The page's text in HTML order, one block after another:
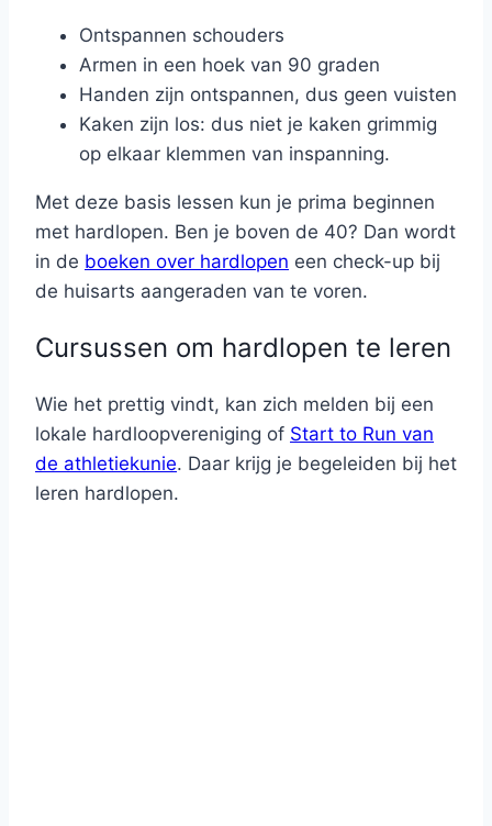
Ontspannen schouders
Armen in een hoek van 90 graden
Handen zijn ontspannen, dus geen vuisten
Kaken zijn los: dus niet je kaken grimmig
op elkaar klemmen van inspanning.
Met deze basis lessen kun je prima beginnen
met hardlopen. Ben je boven de 40? Dan wordt
in de boeken over hardlopen een check-up bij
de huisarts aangeraden van te voren.
Cursussen om hardlopen te leren
Wie het prettig vindt, kan zich melden bij een
lokale hardloopvereniging of Start to Run van
de athletiekunie. Daar krijg je begeleiden bij het
leren hardlopen.